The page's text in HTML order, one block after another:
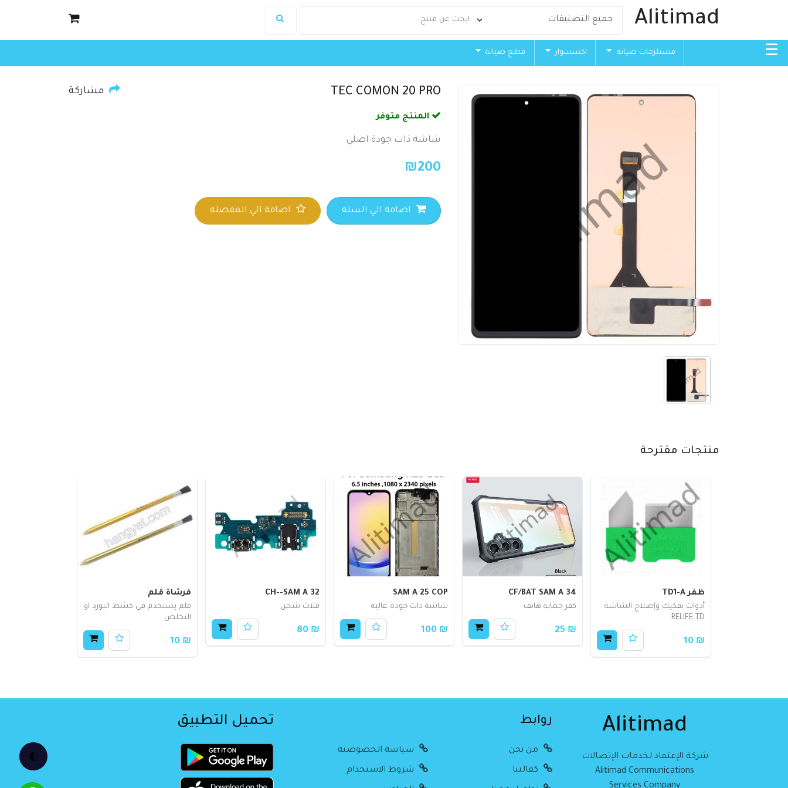
🌓
Alitimad
☰ مستلزمات صيانة اكسسوار قطع صيانة
TEC COMON 20 PRO مشاركة
المنتج متوفر
شاشه ذات جودة اصلي
₪200
اضافة الي السلة اضافة الي المفضلة
منتجات مقترحة
ظفر TD1-A
أدوات تفكيك وإصلاح الشاشة
RELIFE TD
₪ 10
CF/BAT SAM A 34
كفر حماية هاتف
₪ 25
SAM A 25 COP
شاشة ذات جودة عالية
₪ 100
CH--SAM A 32
فلات شحن
₪ 80
فرشاة قلم
قلم يستخدم في كشط البورد او
التخلص
₪ 10
Alitimad
شركة الإعتماد لخدمات الإتصالات
Alitimad Communications
روابط
من نحن سياسة الخصوصية
كفالتنا شروط الاستخدام
تحميل التطبيق